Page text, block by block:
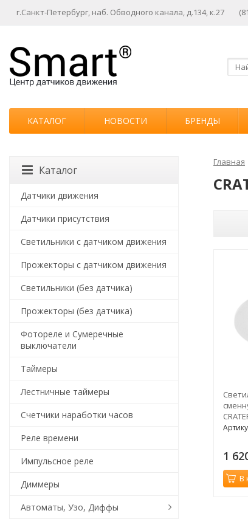
г.Санкт-Петербург, наб. Обводного канала, д.134, к.27
КАТАЛОГ НОВОСТИ БРЕНДЫ
Главная
1
В
Каталог
Датчики движения
Датчики присутствия
Светильники с датчиком движения
Прожекторы с датчиком движения
Светильники (без датчика)
Прожекторы (без датчика)
Фотореле и Сумеречные
выключатели
Таймеры
Лестничные таймеры
Счетчики наработки часов
Реле времени
Импульсное реле
Диммеры
Автоматы, Узо, Диффы